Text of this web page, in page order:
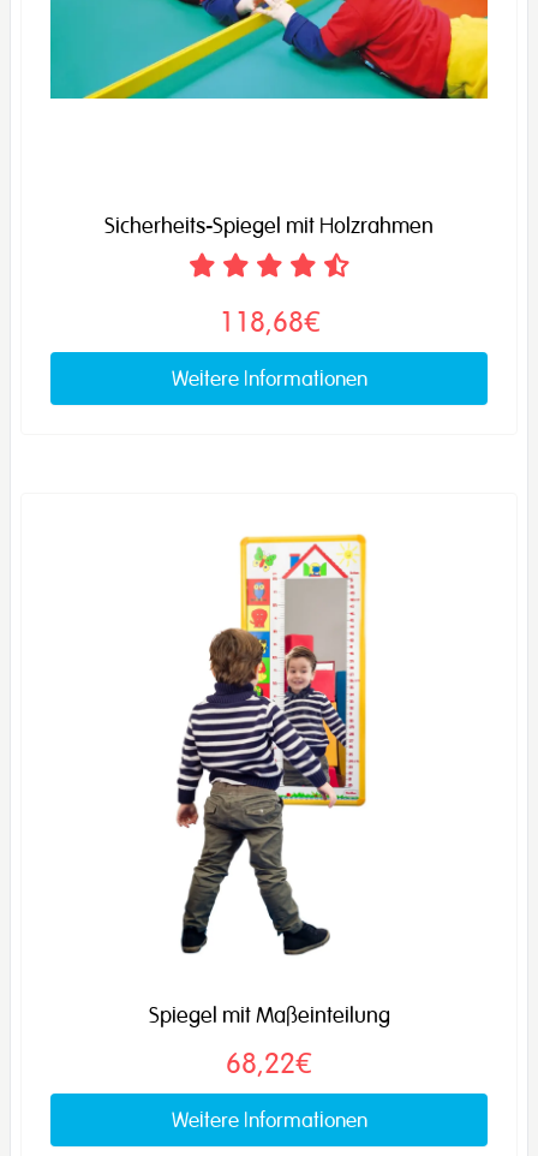
Sicherheits-Spiegel mit Holzrahmen
118,68€
Weitere Informationen
Spiegel mit Maßeinteilung
68,22€
Weitere Informationen